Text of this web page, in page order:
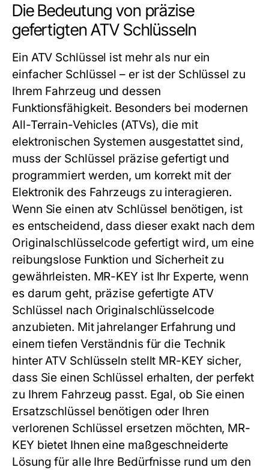
Die Bedeutung von präzise
gefertigten ATV Schlüsseln
Ein ATV Schlüssel ist mehr als nur ein
einfacher Schlüssel – er ist der Schlüssel zu
Ihrem Fahrzeug und dessen
Funktionsfähigkeit. Besonders bei modernen
All-Terrain-Vehicles (ATVs), die mit
elektronischen Systemen ausgestattet sind,
muss der Schlüssel präzise gefertigt und
programmiert werden, um korrekt mit der
Elektronik des Fahrzeugs zu interagieren.
Wenn Sie einen atv Schlüssel benötigen, ist
es entscheidend, dass dieser exakt nach dem
Originalschlüsselcode gefertigt wird, um eine
reibungslose Funktion und Sicherheit zu
gewährleisten. MR-KEY ist Ihr Experte, wenn
es darum geht, präzise gefertigte ATV
Schlüssel nach Originalschlüsselcode
anzubieten. Mit jahrelanger Erfahrung und
einem tiefen Verständnis für die Technik
hinter ATV Schlüsseln stellt MR-KEY sicher,
dass Sie einen Schlüssel erhalten, der perfekt
zu Ihrem Fahrzeug passt. Egal, ob Sie einen
Ersatzschlüssel benötigen oder Ihren
verlorenen Schlüssel ersetzen möchten, MR-
KEY bietet Ihnen eine maßgeschneiderte
Lösung für alle Ihre Bedürfnisse rund um den